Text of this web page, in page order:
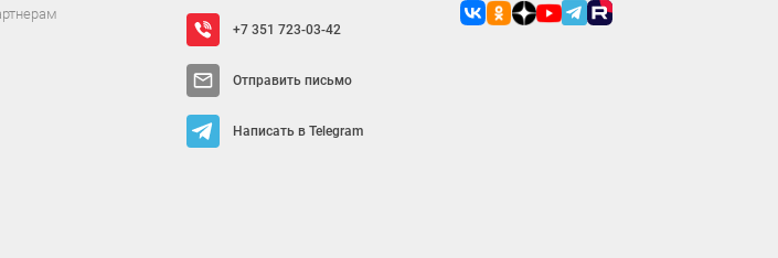
+7 351 723-03-42
Отправить письмо
Написать в Telegram